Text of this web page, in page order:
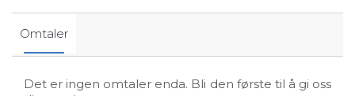
Omtaler
Det er ingen omtaler enda. Bli den første til å gi oss